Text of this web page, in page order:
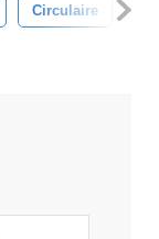
Circulaire